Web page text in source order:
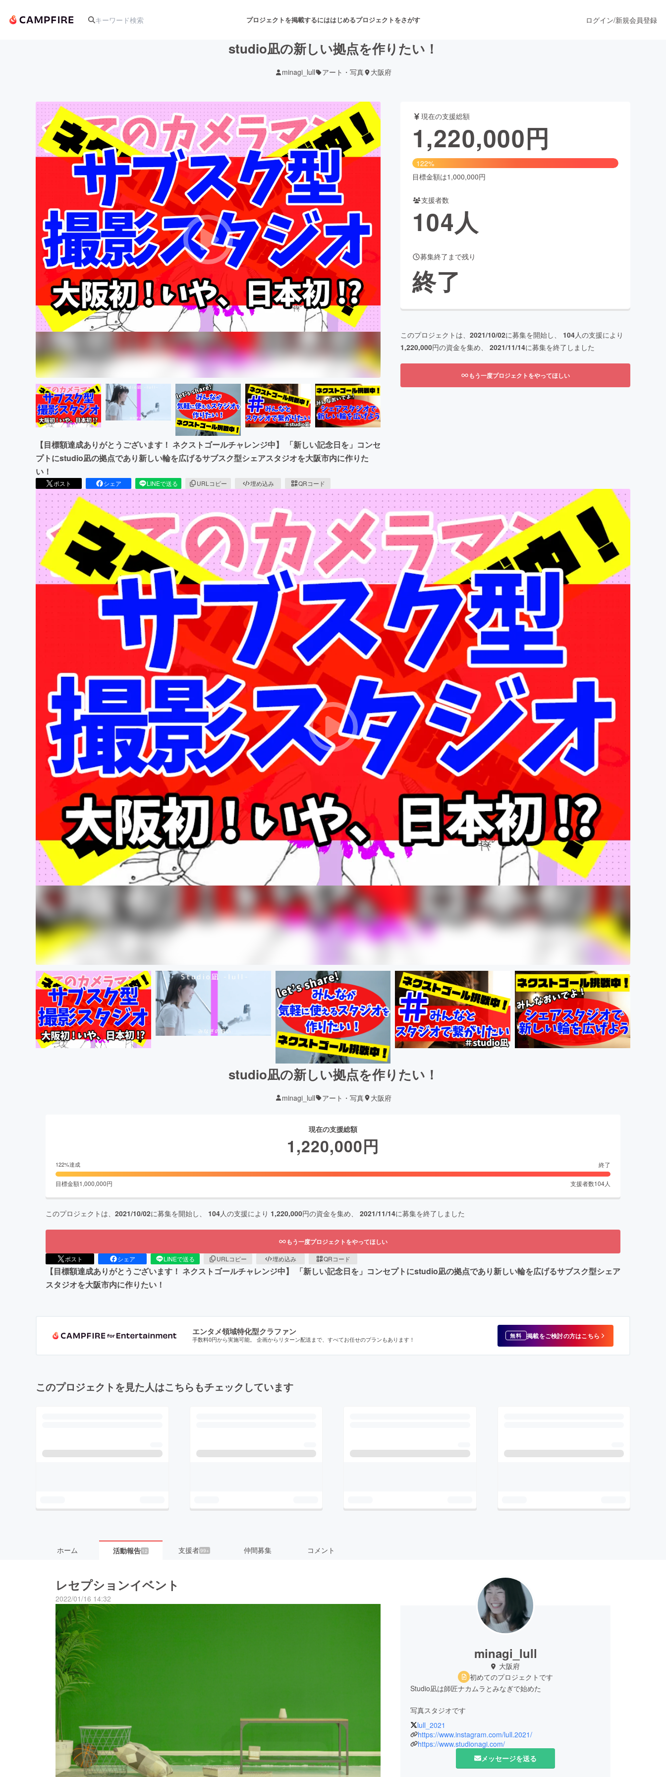
プロジェクトを掲載するにははじめるプロジェクトをさがす
アート・写真 音楽 舞台・パフォーマンス
テクノロジー・ガジェット ゲーム・サービス開発 フード・飲食店 ファッション
映像・映画 書籍・雑誌出版
ビジネス・起業 チャレンジ ビューティー・ヘルスケア
まちづくり・地域活性化
CAMPFIRE for Social GoodCAMPFIRE Creation
CAMPFIREふるさと納税machi-ya
ログイン/新規会員登録
studio凪の新しい拠点を作りたい！
minagi_lull アート・写真 大阪府
【目標額達成ありがとうございます！ ネクストゴールチャレンジ中】 「新しい記念日を」コンセ
プトにstudio凪の拠点であり新しい輪を広げるサブスク型シェアスタジオを大阪市内に作りた
い！
ポスト シェア LINEで送る URLコピー 埋め込み QRコード
現在の支援総額
1,220,000円
122%
目標金額は1,000,000円
支援者数
104人
募集終了まで残り
終了
このプロジェクトは、 2021/10/02に募集を開始し、 104人の支援により
1,220,000円の資金を集め、 2021/11/14に募集を終了しました
もう一度プロジェクトをやってほしい
studio凪の新しい拠点を作りたい！
minagi_lull アート・写真 大阪府
現在の支援総額
1,220,000円
122%達成 終了
目標金額1,000,000円 支援者数104人
このプロジェクトは、 2021/10/02に募集を開始し、 104人の支援により 1,220,000円の資金を集め、 2021/11/14に募集を終了しました
もう一度プロジェクトをやってほしい
ポスト シェア LINEで送る URLコピー 埋め込み QRコード
【目標額達成ありがとうございます！ ネクストゴールチャレンジ中】 「新しい記念日を」コンセプトにstudio凪の拠点であり新しい輪を広げるサブスク型シェア
スタジオを大阪市内に作りたい！
エンタメ領域特化型クラファン
手数料0円から実施可能。 企画からリターン配送まで、すべてお任せのプランもあります！ 無料 掲載をご検討の方はこちら
このプロジェクトを見た人はこちらもチェックしています
ホーム 活動報告 12 支援者99+ 仲間募集 コメント
レセプションイベント
2022/01/16 14:32
minagi_lull
大阪府
初めてのプロジェクトです
Studio凪は師匠ナカムラとみなぎで始めた
写真スタジオです
自分らしい写真を撮りたい
lull_2021
https://www.instagram.com/lull.2021/
https://www.studionagi.com/
メッセージを送る